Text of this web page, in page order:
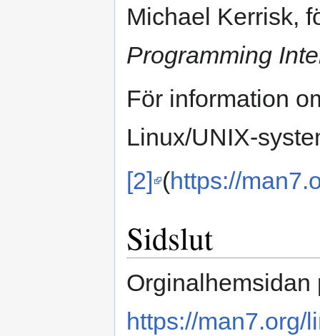
Michael Kerrisk,
Programming
För information
Linux/UNIX-
[2] (https://
Sidslut
Orginalhemsidan
https://man7.org/